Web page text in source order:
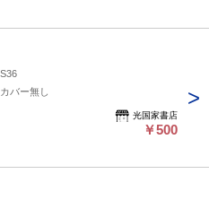
バー無し
光国家書店
￥500